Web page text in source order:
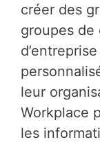
créer des
groupes de
leur
Workplace
les